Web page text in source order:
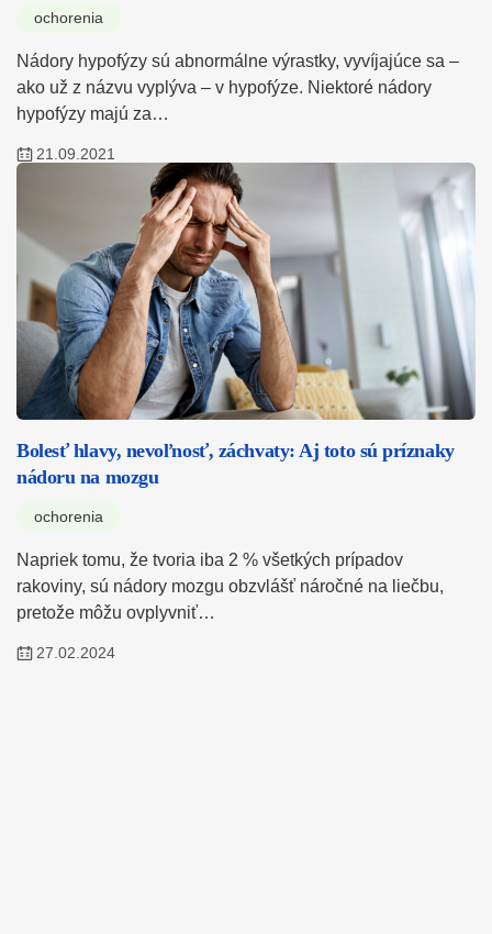
ochorenia
Nádory hypofýzy sú abnormálne výrastky, vyvíjajúce sa –
ako už z názvu vyplýva – v hypofýze. Niektoré nádory
hypofýzy majú za…
21.09.2021
Bolesť hlavy, nevoľnosť, záchvaty: Aj toto sú príznaky
nádoru na mozgu
ochorenia
Napriek tomu, že tvoria iba 2 % všetkých prípadov
rakoviny, sú nádory mozgu obzvlášť náročné na liečbu,
pretože môžu ovplyvniť…
27.02.2024